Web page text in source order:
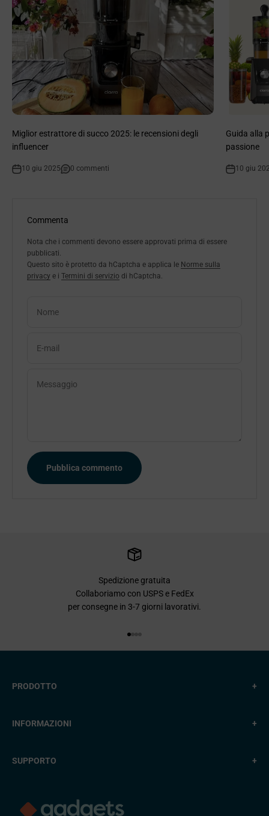
Miglior estrattore di succo 2025: le recensioni degli
influencer
10 giu 2025 0 commenti
Guida alla
passione
10 giu
Commenta
Nota che i commenti devono essere approvati prima di essere
pubblicati.
Questo sito è protetto da hCaptcha e applica le Norme sulla
privacy e i Termini di servizio di hCaptcha.
Nome
E-mail
Messaggio
Pubblica commento
Spedizione gratuita
Collaboriamo con USPS e FedEx
per consegne in 3-7 giorni lavorativi.
PRODOTTO +
INFORMAZIONI +
SUPPORTO +